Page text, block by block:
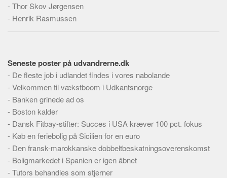
Hjælp
-Thor Skov Jørgensen
- Henrik Rasmussen
Seneste poster på udvandrerne.dk
- De fleste job i udlandet findes i vores nabolande
-Velkommen til vækstboom i Udkantsnorge
- Banken grinede ad os
- Boston kalder
- Dansk Fitbay-stifter: Succes i USA kræver 100 pct. fokus
- Køb en feriebolig på Sicilien for en euro
- Den fransk-marokkanske dobbeltbeskatningsoverenskomst
- Boligmarkedet i Spanien er igen åbnet
-Tutors behandles som stjerner